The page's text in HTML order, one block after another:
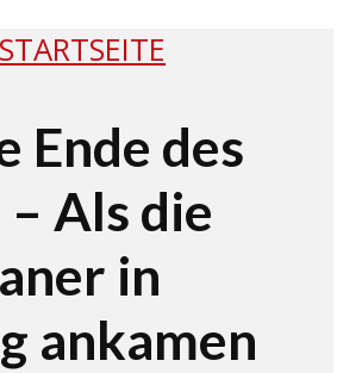
STARTSEITE
Ende des
Als die
in
ankamen